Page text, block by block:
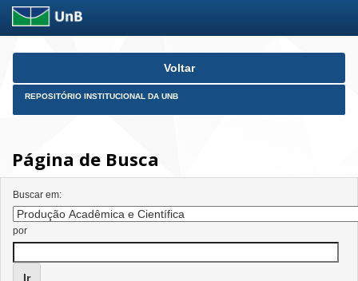
Skip
Voltar
REPOSITÓRIO INSTITUCIONAL DA UNB
Página de Busca
Buscar em:
por